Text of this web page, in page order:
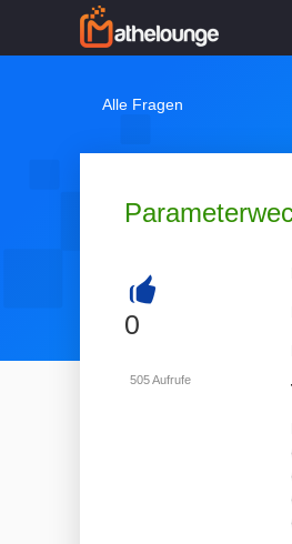
Alle Fragen
+
0
505Aufrufe